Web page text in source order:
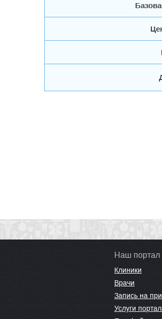
Наш портал
Клиники
Врачи
Запись на
Услуги